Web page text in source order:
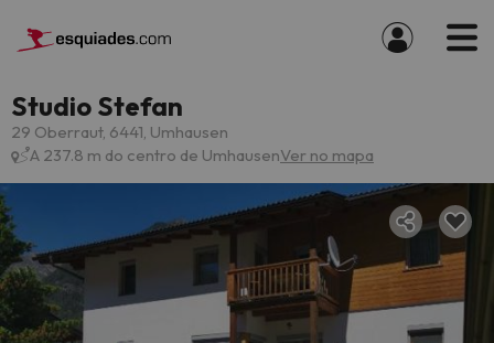
Studio Stefan
29 Oberraut, 6441, Umhausen
A 237.8 m do centro de UmhausenVer no mapa